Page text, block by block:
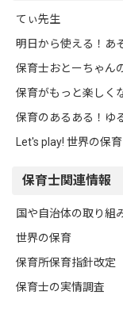
てぃ先生
明日から使える！あ
保育士おとーちゃん
保育がもっと楽しく
保育のあるある！ゆ
Let's play! 世界の保
保育士関連情報
国や自治体の取り組
世界の保育
保育所保育指針改定
保育士の実情調査